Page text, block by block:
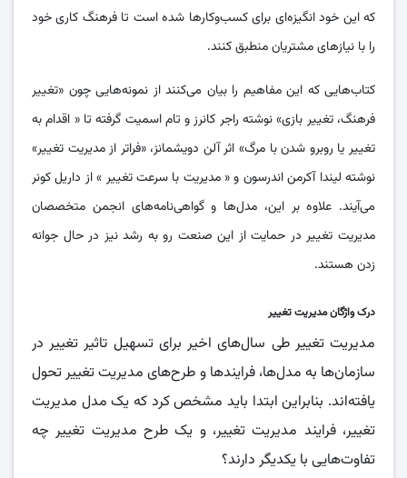
که این خود انگیزه‌ای برای کسب‌و‌کار‌ها شده است تا فرهنگ کاری خود
را با نیاز‌های مشتریان منطبق کنند.
کتاب‌هایی که این مفاهیم را بیان می‌کنند از نمونه‌هایی چون «تغییر
فرهنگ، تغییر بازی» نوشته راجر کانرز و تام اسمیت گرفته تا « اقدام به
تغییر یا روبرو شدن با مرگ» اثر آلن دویشمانز، «فراتر از مدیریت تغییر»
نوشته لیندا آکرمن اندرسون و « مدیریت با سرعت تغییر » از داریل کونر
می‌آیند. علاوه بر این، مدل‌ها و گواهی‌نامه‌های انجمن متخصصان
مدیریت تغییر در حمایت از این صنعت رو به رشد نیز در حال جوانه
زدن هستند.
درک واژگان مدیریت تغییر
مدیریت تغییر طی سال‌های اخیر برای تسهیل تاثیر تغییر در
سازمان‌ها به مدل‌ها، فرایند‌ها و طرح‌های مدیریت تغییر تحول
یافته‌اند. بنابراین ابتدا باید مشخص کرد که یک مدل مدیریت
تغییر، فرایند مدیریت تغییر، و یک طرح مدیریت تغییر چه
تفاوت‌هایی با یکدیگر دارند؟